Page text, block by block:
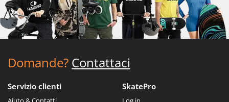
Domande? Contattaci
Servizio clienti SkatePro